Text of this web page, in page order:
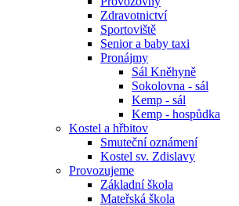
Zdravotnictví
Sportoviště
Senior a baby taxi
Pronájmy
Sál Kněhyně
Sokolovna - sál
Kemp - sál
Kemp - hospůdka
Kostel a hřbitov
Smuteční oznámení
Kostel sv. Zdislavy
Provozujeme
Základní škola
Mateřská škola